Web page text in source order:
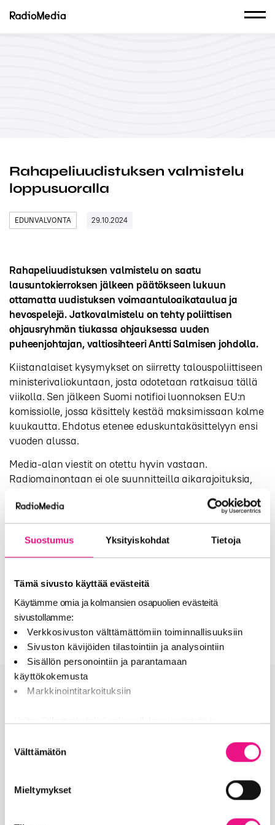
Suostumus Yksityiskohdat Tietoja
Tämä sivusto käyttää evästeitä
Käytämme omia ja kolmansien osapuolien evästeitä
sivustollamme:
Verkkosivuston välttämättömiin toiminnallisuuksiin
Sivuston kävijöiden tilastointiin ja analysointiin
Sisällön personointiin ja parantamaan
käyttökokemusta
Markkinointitarkoituksiin
Jaamme sosiaalisen median, mainosalan ja analytiikka-alan
kumppaneillemme tietoja siitä, miten käytät sivustoamme.
Kumppanimme voivat yhdistää näitä tietoja muihin tietoihin,
valinta
Välttämätön
Mieltymykset
Rahapeliuudistuksen valmistelu
loppusuoralla
EDUNVALVONTA 29.10.2024
Rahapeliuudistuksen valmistelu on saatu
lausuntokierroksen jälkeen päätökseen lukuun
ottamatta uudistuksen voimaantuloaikataulua ja
hevospelejä. Jatkovalmistelu on tehty poliittisen
ohjausryhmän tiukassa ohjauksessa uuden
puheenjohtajan, valtiosihteeri Antti Salmisen johdolla.
Kiistanalaiset kysymykset on siirretty talouspoliittiseen
ministerivaliokuntaan, josta odotetaan ratkaisua tällä
viikolla. Sen jälkeen Suomi notifioi luonnoksen EU:n
komissiolle, jossa käsittely kestää maksimissaan kolme
kuukautta. Ehdotus etenee eduskuntakäsittelyyn ensi
vuoden alussa.
Media-alan viestit on otettu hyvin vastaan.
Radiomainontaan ei ole suunnitteilla aikarajoituksia,
mainonnan sallimisesta heti toimilupapäätöksistä
alkaen jo vuonna 2026 on parhaillaan
ministerivaliokunnan harkittavana.
Lataa lausunto
RadioMedian lausunto rahapelijärjestelmän
uudistuksesta
facebook